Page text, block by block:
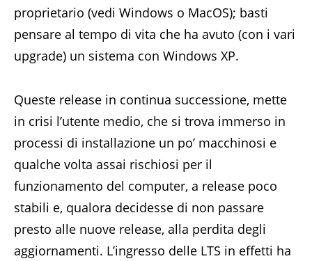
proprietario (vedi Windows o MacOS); basti
pensare al tempo di vita che ha avuto (con i vari
upgrade) un sistema con Windows XP.
Queste release in continua successione, mette
in crisi l’utente medio, che si trova immerso in
processi di installazione un po’ macchinosi e
qualche volta assai rischiosi per il
funzionamento del computer, a release poco
stabili e, qualora decidesse di non passare
presto alle nuove release, alla perdita degli
aggiornamenti. L’ingresso delle LTS in effetti ha